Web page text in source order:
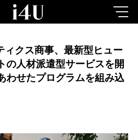
ィクス商事、最新型ヒュー
の人材派遣型サービスを開
わせたプログラムを組み込